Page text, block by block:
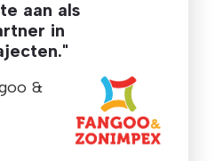
aan als
in
&